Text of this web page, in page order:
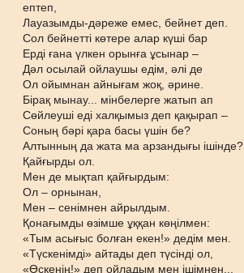
ептеп,
Лауазымды-дәреже емес, бейнет деп.
Сол бейнетті көтере алар күші бар
Ерді ғана үлкен орынға ұсынар –
Дәл осылай ойлаушы едім, әлі де
Ол ойымнан айнығам жоқ, әрине.
Бірақ мынау... мінбелерге жатып ап
Сөйлеуші еді халқымыз деп қақырап –
Соның бәрі қара басы үшін бе?
Алтынның да жата ма арзандығы ішінде?
Қайғырды ол.
Мен де мықтап қайғырдым:
Ол – орнынан,
Мен – сенімнен айрылдым.
Қонағымды өзімше ұққан көңілмен:
«Тым асығыс болған екен!» дедім мен.
«Түскенімді» айтады деп түсінді ол,
«Өскенің!» деп ойладым мен ішімнен...